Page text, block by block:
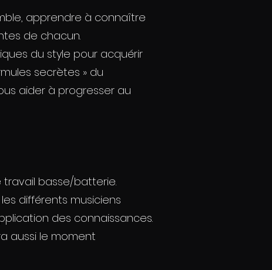
apprendre à connaître
de chacun.
du style pour acquérir
secrètes » du
aider à progresser au
travail basse/batterie.
différents musiciens
des connaissances.
aussi le moment